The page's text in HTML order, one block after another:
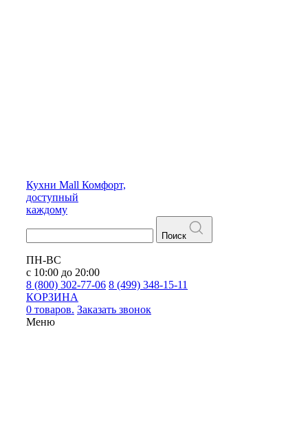
Кухни Mall Комфорт,
доступный
каждому
Поиск
ПН-ВС
с 10:00 до 20:00
8 (800) 302-77-06 8 (499) 348-15-11
КОРЗИНА
0 товаров. Заказать звонок
Меню